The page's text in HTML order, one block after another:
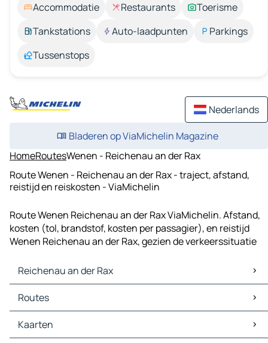
Accommodatie Restaurants
Toerisme
Tankstations
Auto-laadpunten
Parkings
Tussenstops
Nederlands
Bladeren op ViaMichelin Magazine
HomeRoutesWenen - Reichenau an der Rax
Route Wenen - Reichenau an der Rax - traject, afstand,
reistijd en reiskosten - ViaMichelin
Route Wenen Reichenau an der Rax ViaMichelin. Afstand,
kosten (tol, brandstof, kosten per passagier), en reistijd
Wenen Reichenau an der Rax, gezien de verkeerssituatie
Reichenau an der Rax
Reichenau an der Rax Kaarten
Reichenau an der Rax Verkeer
Reichenau an der Rax Hotels
Reichenau an der Rax Restaurants
Routes
Routes Reichenau an der Rax - Neunkirchen
Routes Reichenau an der Rax - Hirschwang an der Rax
Kaarten